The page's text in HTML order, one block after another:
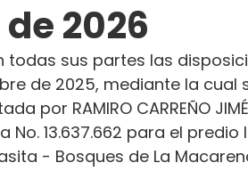
2026
todas sus partes las
de 2025, mediante la cual
por RAMIRO CARREÑO
13.637.662 para el predio
- Bosques de La